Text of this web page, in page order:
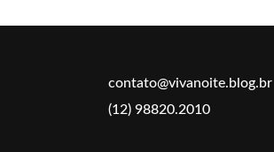
contato@vivanoite.blog.br
(12) 98820.2010